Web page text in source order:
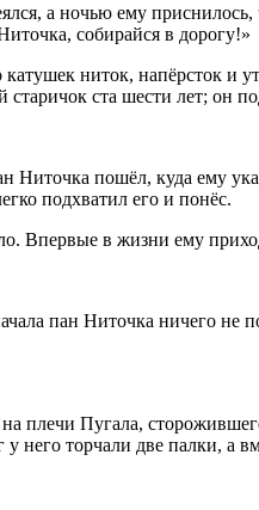
а ночью ему
собирайся в дорогу!»
ниток, напёрсток и
ста шести лет; он
Ниточка пошёл, куда ему
подхватил его и понёс.
Впервые в жизни ему
пан Ниточка ничего не
плечи Пугала,
у него торчали две палки, а